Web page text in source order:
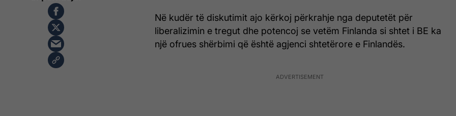
Në kudër të diskutimit ajo kërkoj përkrahje nga deputetët për
liberalizimin e tregut dhe potencoj se vetëm Finlanda si shtet i BE ka
një ofrues shërbimi që është agjenci shtetërore e Finlandës.